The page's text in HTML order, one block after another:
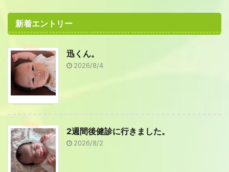
新着エントリー
迅くん。
2026/8/4
2週間後健診に行きました。
2026/8/2